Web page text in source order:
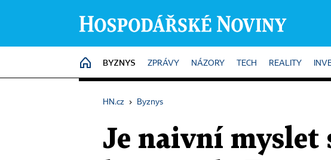
HOME
BYZNYS ZPRÁVY NÁZORY TECH REALITY
HN.cz › Byznys
Je naivní myslet